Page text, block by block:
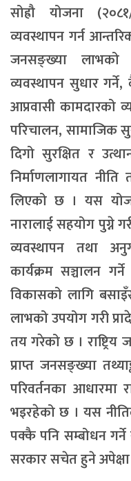
सोह्रौ योजना
व्यवस्थापन गर्न
जनसङ्ख्या लाभको
व्यवस्थापन सुधार गर्ने,
आप्रवासी कामदारको
परिचालन, सामाजिक
दिगो सुरक्षित र
निर्माणलागायत नीति
लिएको छ । यस
नारालाई सहयोग पुग्ने
व्यवस्थापन तथा
कार्यक्रम सञ्चालन
विकासको लागि
लाभको उपयोग गरी
तय गरेको छ ।
प्राप्त जनसङ्ख्या
परिवर्तनका आधारमा
भइरहेको छ । यस
पक्कै पनि सम्बोधन
सरकार सचेत हुने अपेक्षा